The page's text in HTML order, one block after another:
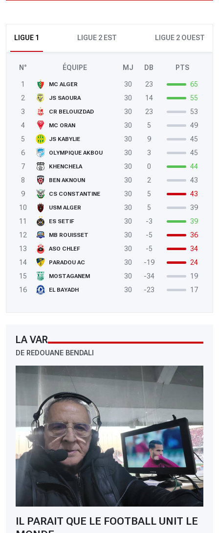
LIGUE 1 LIGUE 2 EST LIGUE 2 OUEST
N° ÉQUIPE MJ DB PTS
1 MC ALGER 30 23
65
2
JS SAOURA 30 14
55
3
CR BELOUIZDAD 30 23
53
4
MC ORAN 30 5
49
5
JS KABYLIE 30 9
45
6
OLYMPIQUE AKBOU 30 3
45
7
KHENCHELA 30 0
44
8
BEN AKNOUN 30 2
43
9
CS CONSTANTINE 30 5
43
10
USM ALGER 30 5
39
11
ES SETIF 30 -3
39
12
MB ROUISSET 30 -5
36
13
ASO CHLEF 30 -5
34
14
PARADOU AC 30 -19
24
15
MOSTAGANEM 30 -34
19
16
EL BAYADH 30 -23 17
LA VAR
DE REDOUANE BENDALI
IL PARAIT QUE LE FOOTBALL UNIT LE